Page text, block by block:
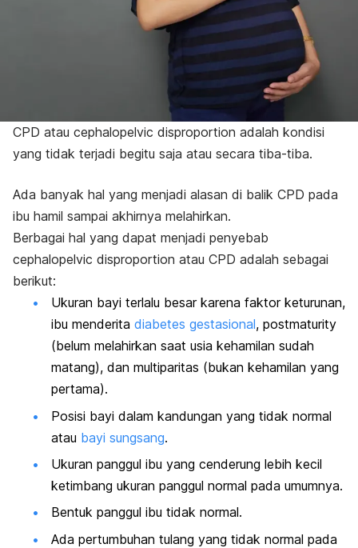
CPD atau cephalopelvic disproportion adalah kondisi
yang tidak terjadi begitu saja atau secara tiba-tiba.
Ada banyak hal yang menjadi alasan di balik CPD pada
ibu hamil sampai akhirnya melahirkan.
Berbagai hal yang dapat menjadi penyebab
cephalopelvic disproportion atau CPD adalah sebagai
berikut:
Ukuran bayi terlalu besar karena faktor keturunan,
ibu menderita diabetes gestasional, postmaturity
(belum melahirkan saat usia kehamilan sudah
matang), dan multiparitas (bukan kehamilan yang
pertama).
Posisi bayi dalam kandungan yang tidak normal
atau bayi sungsang.
Ukuran panggul ibu yang cenderung lebih kecil
ketimbang ukuran panggul normal pada umumnya.
Bentuk panggul ibu tidak normal.
Ada pertumbuhan tulang yang tidak normal pada